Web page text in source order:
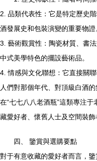
2. 品類代表性：它是特定歷史
酒發展史和包裝演變的重要物證
3. 藝術觀賞性：陶瓷材質、書
中式美學特色的擺設藝術品。
4. 情感與文化聯想：它直接關
人們對那個年代、對頂級白酒的
在“七七八八老酒瓶”這類專注
藏愛好者、懷舊人士及空間裝飾
四、 鑒賞與選購要點
對于有意收藏的愛好者而言，